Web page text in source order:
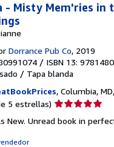
- Misty Mem'ries in
Dorrance Pub Co, 2019
/ ISBN 13:
/ Tapa blanda
, Columbia,
5 estrellas) Calificación
vendedor:
New. Unread book in